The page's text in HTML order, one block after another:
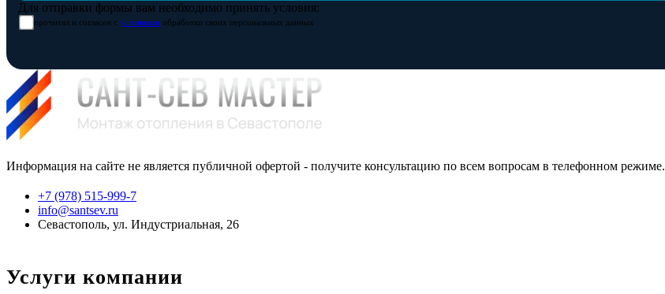
Для отправки формы вам необходимо принять условия:
прочитал и согласен с условиями обработки своих персональных данных
Информация на сайте не является публичной офертой - получите консультацию по всем вопросам в телефонном режиме.
+7 (978) 515-999-7
info@santsev.ru
Севастополь, ул. Индустриальная, 26
Услуги компании